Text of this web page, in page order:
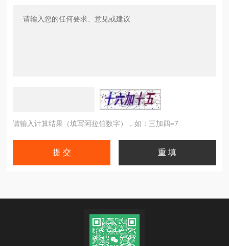
请输入计算结果（填写阿拉伯数字），如：三加四=7